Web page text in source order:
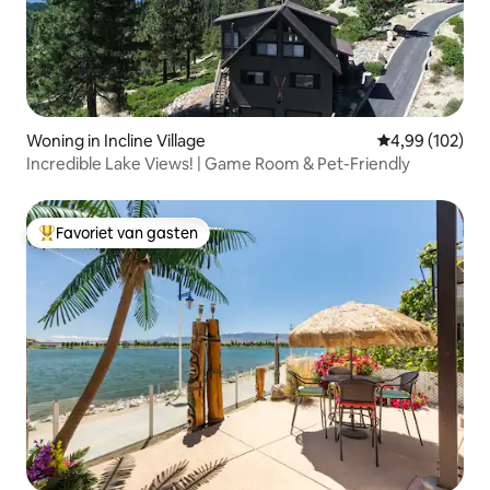
Woning in Incline Village Gemiddelde
4,99 (102)
Incredible Lake Views! | Game Room & Pet-Friendly
Topfavoriet van gasten
Favoriet van gasten